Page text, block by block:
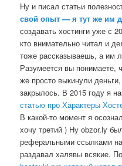
Ну и писал статьи
свой опыт — я тут же им
создавать хостинги уже с
кто внимательно читал и
тоже рассказываешь, а им
Разумеется вы понимаете,
же просто выкинули
закрылось. В 2015 году я
статью про Характеры
В какой-то момент я
хочу третий ) Ну obzor.ly
реферальными ссылками
раздавал халявы всякие.